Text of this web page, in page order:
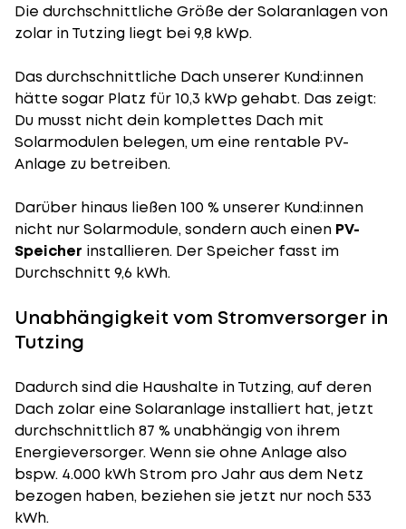
Die durchschnittliche Größe der Solaranlagenvon
zolar in Tutzing liegt bei 9,8 kWp.
Das durchschnittliche Dach unserer Kund:innen
hätte sogar Platz für 10,3 kWp gehabt. Das zeigt:
Du musst nicht dein komplettes Dach mit
Solarmodulen belegen, um eine rentable PV-
Anlage zu betreiben.
Darüber hinaus ließen 100 % unserer Kund:innen
nicht nur Solarmodule, sondern auch einen PV-
Speicher installieren. Der Speicher fasst im
Durchschnitt 9,6 kWh.
Unabhängigkeit vom Stromversorger in
Tutzing
Dadurch sind die Haushalte in Tutzing, auf deren
Dach zolar eine Solaranlage installiert hat, jetzt
durchschnittlich 87 % unabhängig von ihrem
Energieversorger. Wenn sie ohne Anlage also
bspw. 4.000 kWh Strom pro Jahr aus dem Netz
bezogen haben, beziehen sie jetzt nur noch 533
kWh.